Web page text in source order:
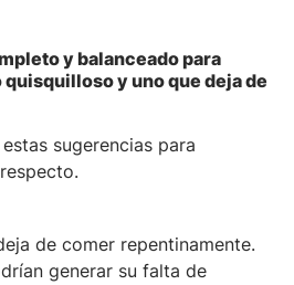
y balanceado para
y uno que deja de
sugerencias para
de comer repentinamente.
generar su falta de